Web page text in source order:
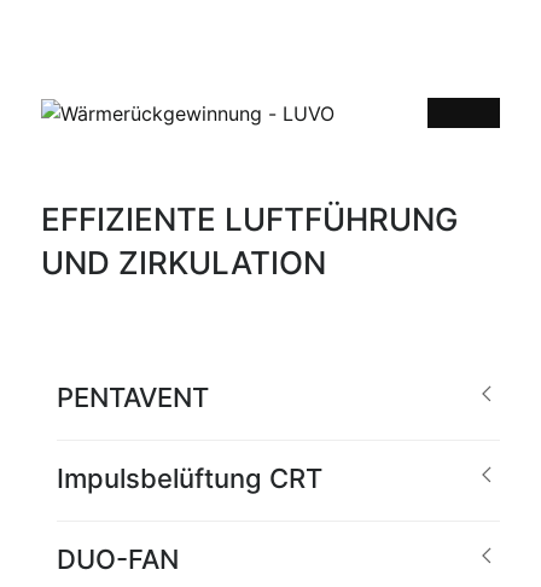
EFFIZIENTE LUFTFÜHRUNG
UND ZIRKULATION
PENTAVENT
Impulsbelüftung CRT
DUO-FAN